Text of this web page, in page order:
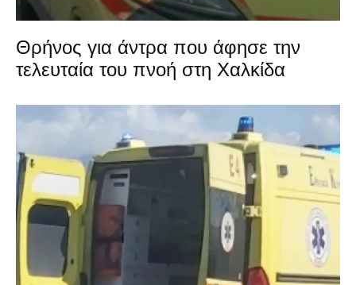
Θρήνος για άντρα που άφησε την
τελευταία του πνοή στη Χαλκίδα